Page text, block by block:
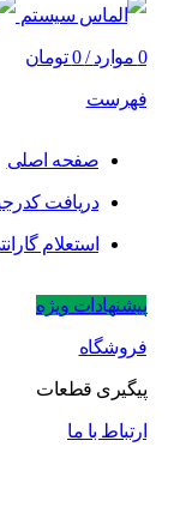
0 موارد /
0 تومان
فهرست
صفحه اصلی
دریافت
استعلام
پیشنهادات ویژه
فروشگاه
پیگیری قطعات
ارتباط با ما